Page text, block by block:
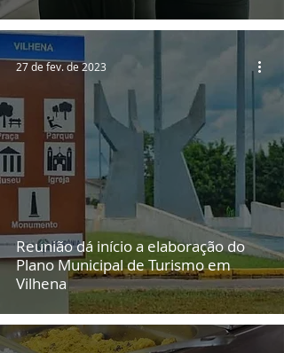
Reunião dá início a elaboração do
Plano Municipal de Turismo em
Vilhena
27 de fev. de 2023